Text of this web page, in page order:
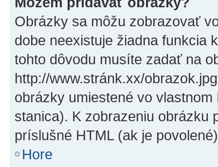
Obrázky sa môžu zobrazovať
dobe neexistuje žiadna funkcia
tohto dôvodu musíte zadať na
http://www.stránk.xx/
obrázky umiestené vo
stanica). K zobrazeniu obrázku
príslušné HTML (ak je
Hore